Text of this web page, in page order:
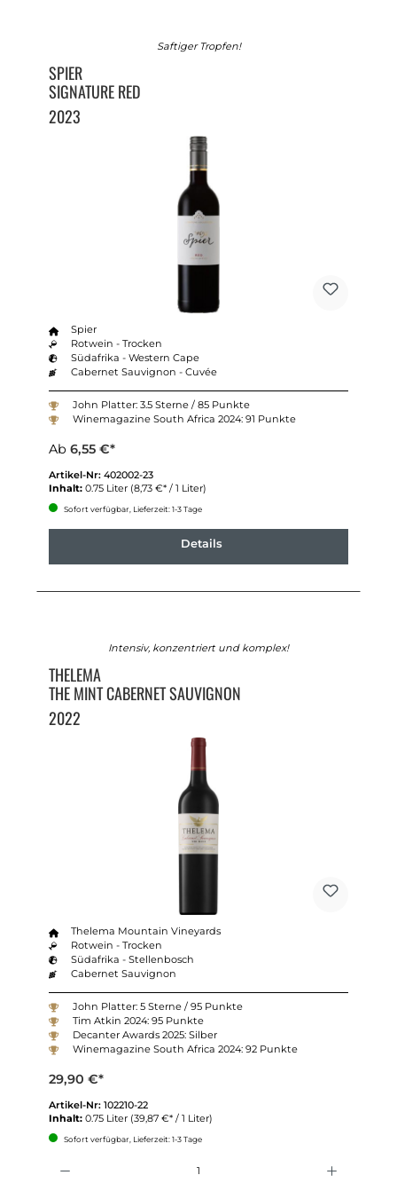
Saftiger Tropfen!
SPIER
SIGNATURE RED
2023
Spier
Rotwein - Trocken
Südafrika - Western Cape
Cabernet Sauvignon - Cuvée
John Platter: 3.5 Sterne / 85 Punkte
Winemagazine South Africa 2024: 91 Punkte
Ab 6,55 €*
Artikel-Nr: 402002-23
Inhalt: 0.75 Liter (8,73 €* / 1 Liter)
Sofort verfügbar, Lieferzeit: 1-3 Tage
Details
Intensiv, konzentriert und komplex!
THELEMA
THE MINT CABERNET SAUVIGNON
2022
Thelema Mountain Vineyards
Rotwein - Trocken
Südafrika - Stellenbosch
Cabernet Sauvignon
John Platter: 5 Sterne / 95 Punkte
Tim Atkin 2024: 95 Punkte
Decanter Awards 2025: Silber
Winemagazine South Africa 2024: 92 Punkte
29,90 €*
Artikel-Nr: 102210-22
Inhalt: 0.75 Liter (39,87 €* / 1 Liter)
Sofort verfügbar, Lieferzeit: 1-3 Tage